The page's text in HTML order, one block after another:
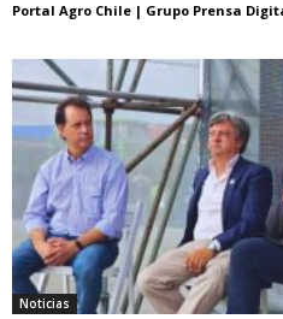
Portal Agro Chile | Grupo Prensa
Noticias